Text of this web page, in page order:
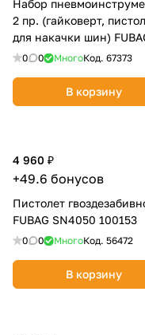
Набор
2 пр. (гайковерт,
для накачки шин)
120105
0 0 МногоКод. 67373
В корзину
4 960 ₽
+49.6 бонусов
Пистолет
FUBAG SN4050 100153
0 0 МногоКод. 56472
В корзину